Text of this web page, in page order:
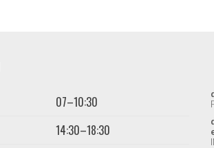
07–10:30
14:30–18:30